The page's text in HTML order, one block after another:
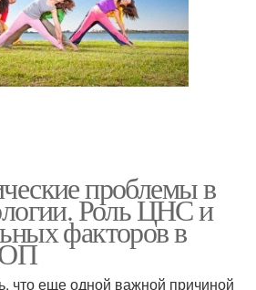
проблемы в
Роль ЦНС и
факторов в
что еще одной важной причиной